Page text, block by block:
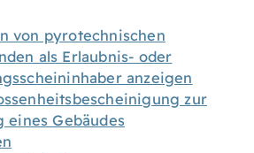
von pyrotechnischen
als Erlaubnis- oder
anzeigen
zur
eines Gebäudes